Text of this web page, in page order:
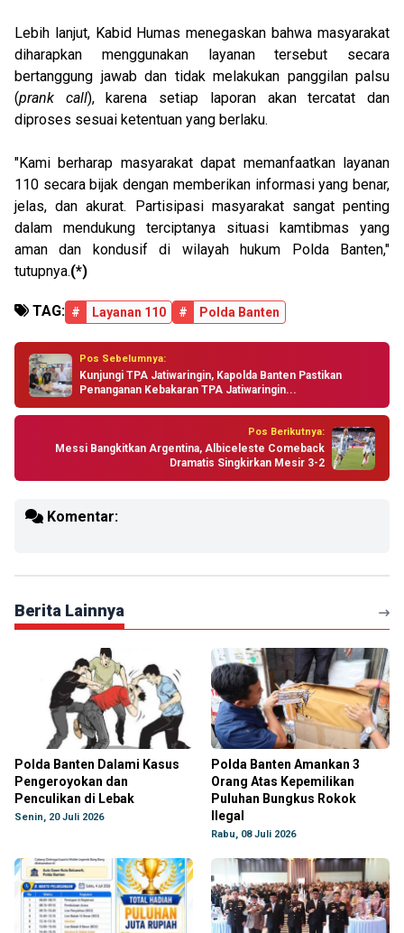
Lebih lanjut, Kabid Humas menegaskan bahwa masyarakat
diharapkan menggunakan layanan tersebut secara
bertanggung jawab dan tidak melakukan panggilan palsu
(prank call), karena setiap laporan akan tercatat dan
diproses sesuai ketentuan yang berlaku.
"Kami berharap masyarakat dapat memanfaatkan layanan
110 secara bijak dengan memberikan informasi yang benar,
jelas, dan akurat. Partisipasi masyarakat sangat penting
dalam mendukung terciptanya situasi kamtibmas yang
aman dan kondusif di wilayah hukum Polda Banten,"
tutupnya.(*)
TAG: # Layanan 110 # Polda Banten
Pos Sebelumnya:
Kunjungi TPA Jatiwaringin, Kapolda Banten Pastikan
Penanganan Kebakaran TPA Jatiwaringin...
Pos Berikutnya:
Messi Bangkitkan Argentina, Albiceleste Comeback
Dramatis Singkirkan Mesir 3-2
Komentar:
Berita Lainnya
Polda Banten Dalami Kasus
Pengeroyokan dan
Penculikan di Lebak
Senin, 20 Juli 2026
Polda Banten Amankan 3
Orang Atas Kepemilikan
Puluhan Bungkus Rokok
Ilegal
Rabu, 08 Juli 2026